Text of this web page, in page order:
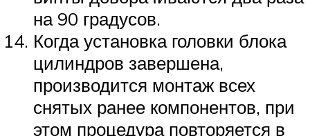
на 90 градусов.
Когда установка головки блока
цилиндров завершена,
производится монтаж всех
снятых ранее компонентов, при
этом процедура повторяется в